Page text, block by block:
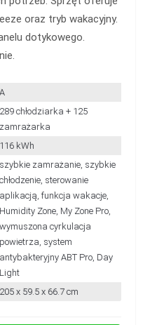
oraz tryb wakacyjny.
dotykowego.
A
289 chłodziarka + 125
zamrażarka
116 kWh
szybkie zamrażanie, szybkie
chłodzenie, sterowanie
aplikacją, funkcja wakacje,
Humidity Zone, My Zone Pro,
wymuszona cyrkulacja
powietrza, system
antybakteryjny ABT Pro, Day
Light
205 x 59.5 x 66.7 cm